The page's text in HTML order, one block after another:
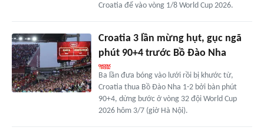
Croatia để vào vòng 1/8 World Cup 2026.
Croatia 3 lần mừng hụt, gục ngã
phút 90+4 trước Bồ Đào Nha
Ba lần đưa bóng vào lưới rồi bị khước từ,
Croatia thua Bồ Đào Nha 1-2 bởi bàn phút
90+4, dừng bước ở vòng 32 đội World Cup
2026 hôm 3/7 (giờ Hà Nội).